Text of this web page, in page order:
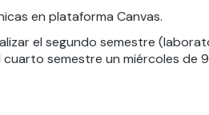
en plataforma Canvas.
el segundo semestre
semestre un miércoles de